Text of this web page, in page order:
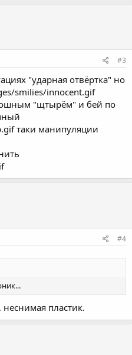
#3
"ударная отвёртка" но
smilies/innocent.gif
"щтырём" и бей по
таки манипуляции
#4
пластик.